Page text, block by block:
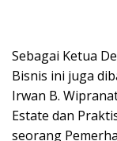
Sebagai Ketua
Bisnis ini juga
Irwan B.
Estate dan
seorang